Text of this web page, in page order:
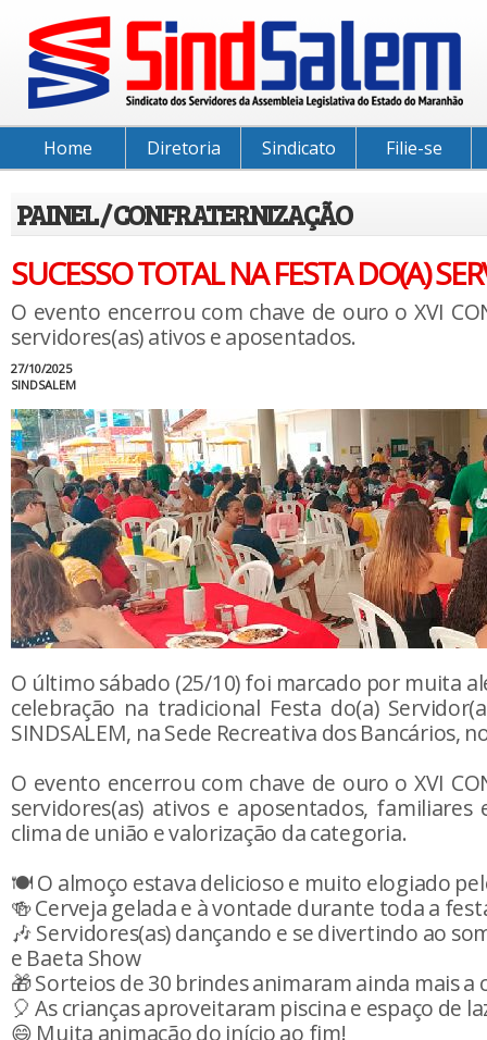
Home Diretoria Sindicato Filie-se
PAINEL / CONFRATERNIZAÇÃO
SUCESSO TOTAL NA FESTA DO(A)
O evento encerrou com chave de ouro o XVI
servidores(as) ativos e aposentados.
27/10/2025
SINDSALEM
O último sábado (25/10) foi marcado por muita
celebração na tradicional Festa do(a)
SINDSALEM, na Sede Recreativa dos Bancários,
O evento encerrou com chave de ouro o XVI
servidores(as) ativos e aposentados, familiares
clima de união e valorização da categoria.
🍽️ O almoço estava delicioso e muito elogiado
🍻 Cerveja gelada e à vontade durante toda a
🎶 Servidores(as) dançando e se divertindo ao
e Baeta Show
🎁 Sorteios de 30 brindes animaram ainda mais
🎈 As crianças aproveitaram piscina e espaço de
😄 Muita animação do início ao fim!